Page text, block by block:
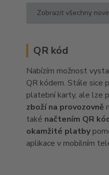
Zobrazit všechny
QR kód
Nabízím možnost
QR kódem. Stále sice
platební karty, ale lze
zboží na provozovně
také načtením QR
okamžité platby
aplikace v mobilním